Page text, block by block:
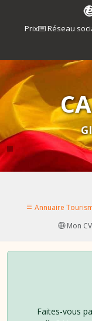
Prix Réseau
Annuaire
Mon
Faites-vous